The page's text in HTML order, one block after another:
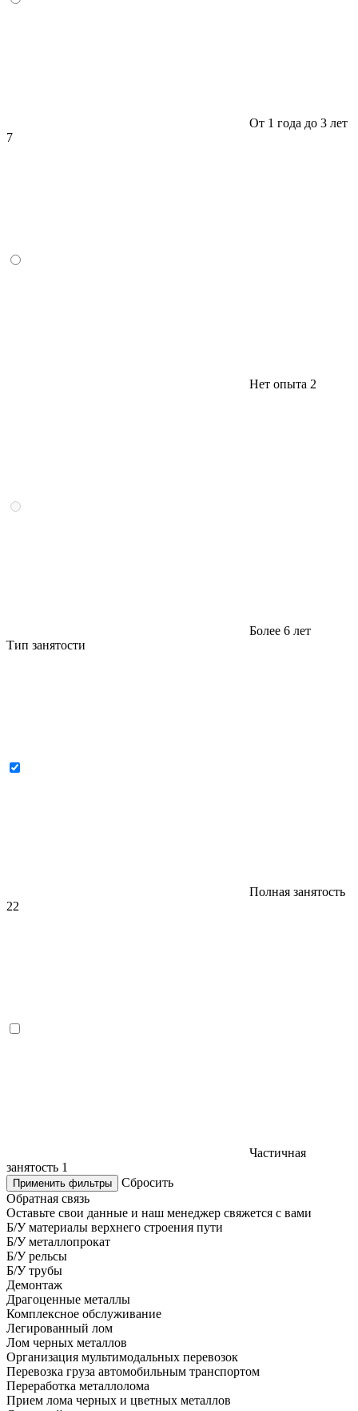
От 1 года до 3 лет
7
Нет опыта 2
Более 6 лет
Тип занятости
Полная занятость
22
Частичная
занятость 1
Применить фильтры
Сбросить
Обратная связь
Оставьте свои данные и наш менеджер свяжется с вами
Б/У материалы верхнего строения пути
Б/У металлопрокат
Б/У рельсы
Б/У трубы
Демонтаж
Драгоценные металлы
Комплексное обслуживание
Легированный лом
Лом черных металлов
Организация мультимодальных перевозок
Перевозка груза автомобильным транспортом
Переработка металлолома
Прием лома черных и цветных металлов